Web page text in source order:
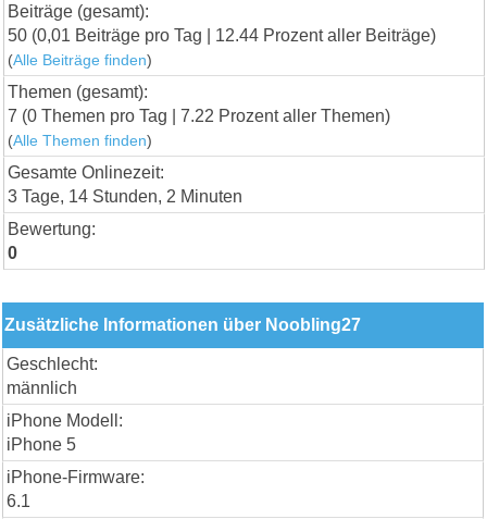
Beiträge (gesamt):
50 (0,01 Beiträge pro Tag | 12.44 Prozent aller Beiträge)
(Alle Beiträge finden)
Themen (gesamt):
7 (0 Themen pro Tag | 7.22 Prozent aller Themen)
(Alle Themen finden)
Gesamte Onlinezeit:
3 Tage, 14 Stunden, 2 Minuten
Bewertung:
0
Zusätzliche Informationen über Noobling27
Geschlecht:
männlich
iPhone Modell:
iPhone 5
iPhone-Firmware:
6.1